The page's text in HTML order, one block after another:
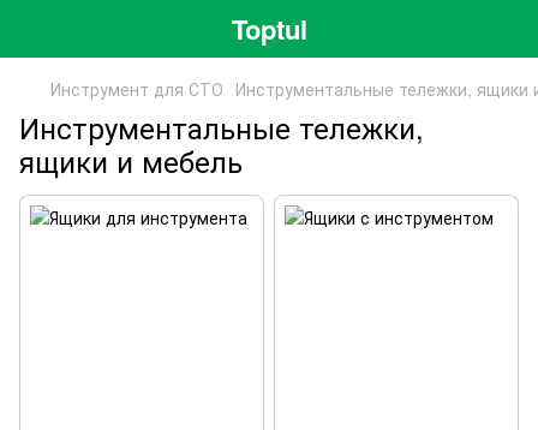
Toptul
Инструмент для СТО Инструментальные тележки, ящики
Инструментальные тележки,
ящики и мебель